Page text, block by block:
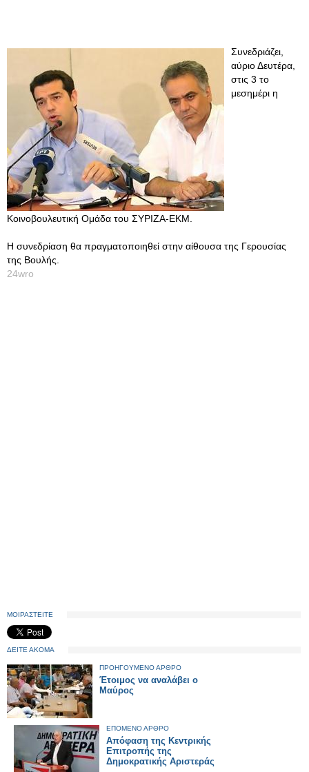
Συνεδριάζει,
αύριο Δευτέρα,
στις 3 το
μεσημέρι η
Κοινοβουλευτική Ομάδα του ΣΥΡΙΖΑ-ΕΚΜ.
Η συνεδρίαση θα πραγματοποιηθεί στην αίθουσα της Γερουσίας
της Βουλής.
24wro
ΜΟΙΡΑΣΤΕΙΤΕ
ΔΕΙΤΕ ΑΚΟΜΑ
ΠΡΟΗΓΟΥΜΕΝΟ ΑΡΘΡΟ
Έτοιμος να αναλάβει ο
Μαύρος
ΕΠΟΜΕΝΟ ΑΡΘΡΟ
Απόφαση της Κεντρικής
Επιτροπής της
Δημοκρατικής Αριστεράς